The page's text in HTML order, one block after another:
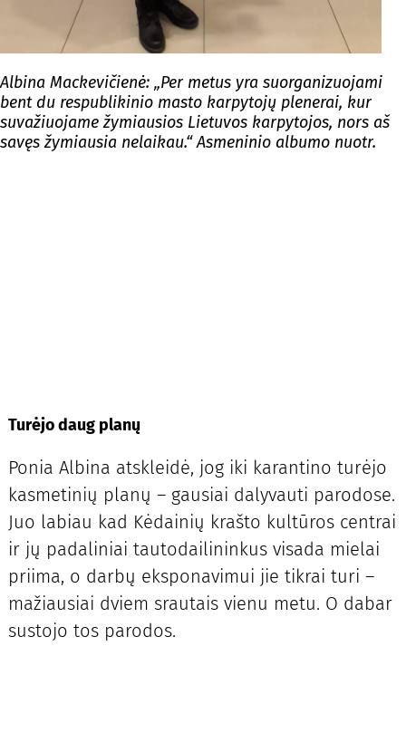
Albina Mackevičienė: „Per metus yra suorganizuojami
bent du respublikinio masto karpytojų plenerai, kur
suvažiuojame žymiausios Lietuvos karpytojos, nors aš
savęs žymiausia nelaikau.“ Asmeninio albumo nuotr.
Turėjo daug planų
Ponia Albina atskleidė, jog iki karantino turėjo
kasmetinių planų – gausiai dalyvauti parodose.
Juo labiau kad Kėdainių krašto kultūros centrai
ir jų padaliniai tautodailininkus visada mielai
priima, o darbų eksponavimui jie tikrai turi –
mažiausiai dviem srautais vienu metu. O dabar
sustojo tos parodos.